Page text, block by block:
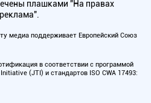
плашками "На правах
медиа поддерживает Европейский Союз
в соответствии с программой
(JTI) и стандартов ISO CWA 17493: